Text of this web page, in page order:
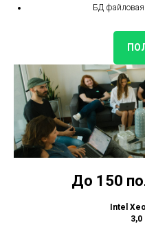
БД файловая
До 150
Intel
3,0